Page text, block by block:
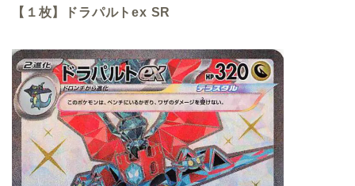
【１枚】ドラパルトex SR